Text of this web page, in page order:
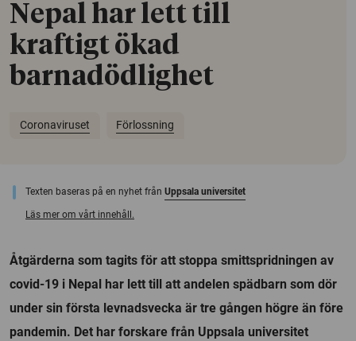
Nepal har lett till
kraftigt ökad
barnadödlighet
Coronaviruset Förlossning
Texten baseras på en nyhet från Uppsala universitet
Läs mer om vårt innehåll.
Åtgärderna som tagits för att stoppa smittspridningen av
covid-19 i Nepal har lett till att andelen spädbarn som dör
under sin första levnadsvecka är tre gången högre än före
pandemin. Det har forskare från Uppsala universitet